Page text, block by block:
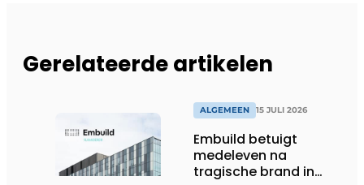
Gerelateerde artikelen
ALGEMEEN 15 JULI 2026
Embuild betuigt
medeleven na
tragische brand in